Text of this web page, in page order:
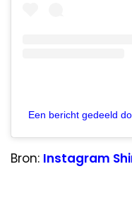
Een bericht gedeeld
Bron: Instagram